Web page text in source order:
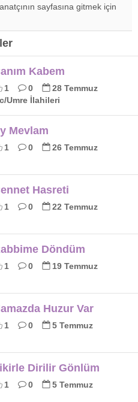
sayfasına gitmek için
Kabem
1 0
28 Temmuz
Umre İlahileri
Mevlam
1 0
26 Temmuz
Hasreti
1 0
22 Temmuz
Döndüm
1 0
19 Temmuz
Huzur Var
1 0
5 Temmuz
Dirilir Gönlüm
1 0
5 Temmuz